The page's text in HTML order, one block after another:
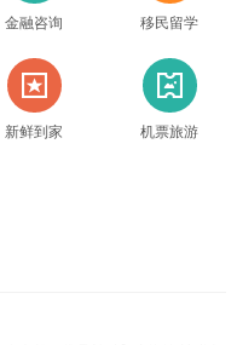
金融咨询 移民留学
新
新鲜到家
票
机票旅游